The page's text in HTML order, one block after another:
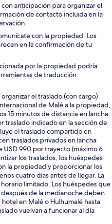
anticipación para organizar el
de contacto incluida en la
con la propiedad. Los
en la confirmación de tu
por la propiedad podría
de traducción
el traslado (con cargo)
de Malé a la propiedad,
15 minutos de distancia en lancha.
traslado indicado en la sección de
el traslado compartido en
traslados privados en lancha
USD 990 por trayecto (máximo 6
los traslados, los huéspedes
la propiedad y proporcionar los
cuatro días antes de llegar. La
limitado. Los huéspedes que
de la medianoche deben
en Malé o Hulhumalé hasta
vuelvan a funcionar al día